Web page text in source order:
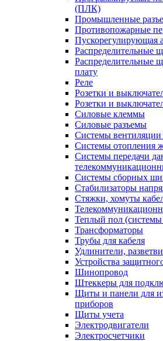
(ПЛК)
Промышленные
Противопожарные
Пускорегулирующая
Распределительные
Распределительные
плату
Реле
Розетки и
Розетки и
Силовые клеммы
Силовые разъемы
Системы
Системы отопления
Системы передачи
Системы сборных
Стабилизаторы
Стяжки, хомуты
Теплый пол (системы
Трансформаторы
Трубы для кабеля
Удлинители,
Устройства
Шинопровод
Штеккеры для
Щиты и панели для
приборов
Щиты учета
Электродвигатели
Электросчетчики